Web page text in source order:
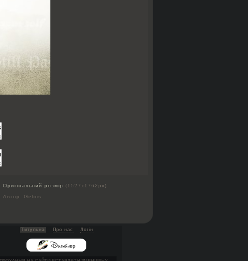
Оригінальний розмір
(1527x1762px)
Автор: Gelios
Титульна Про нас Логін